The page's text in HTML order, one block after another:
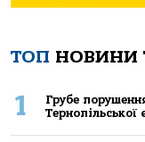
ТОП НОВИНИ
1
Грубе
Тернопільської